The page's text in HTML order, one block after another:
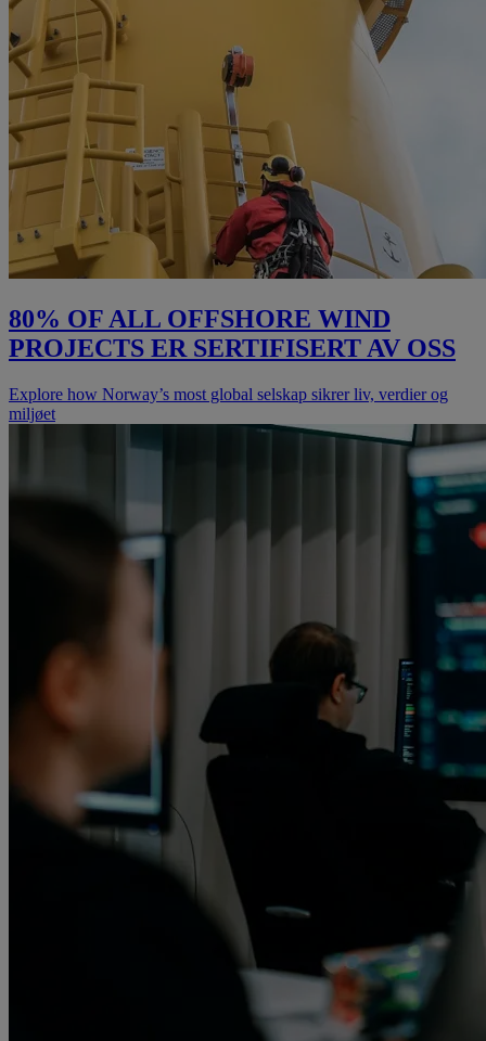
80% OF ALL OFFSHORE WIND
PROJECTS ER SERTIFISERT AV OSS
Explore how Norway’s most global selskap sikrer liv, verdier og
miljøet